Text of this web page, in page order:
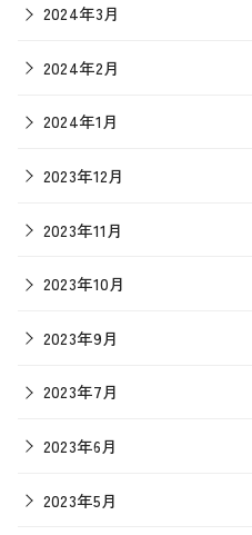
2024年3月
2024年2月
2024年1月
2023年12月
2023年11月
2023年10月
2023年9月
2023年7月
2023年6月
2023年5月